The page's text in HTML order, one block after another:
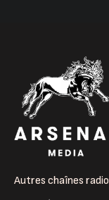
Autres chaînes radio